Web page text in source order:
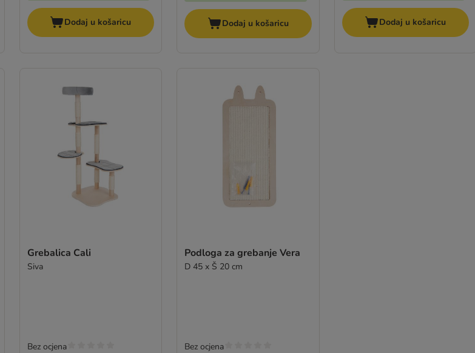
Dodaj u košaricu Dodaj u košaricu Dodaj u košaricu
Grebalica Cali
Siva
Bez ocjena
Podloga za grebanje Vera
D 45 x Š 20 cm
Bez ocjena